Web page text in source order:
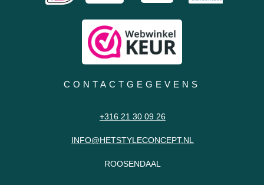
CONTACTGEGEVENS
+316 21 30 09 26
INFO@HETSTYLECONCEPT.NL
ROOSENDAAL